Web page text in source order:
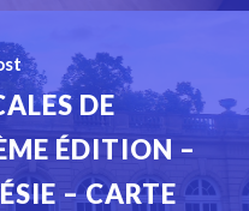
DE
ÉDITION –
– CARTE